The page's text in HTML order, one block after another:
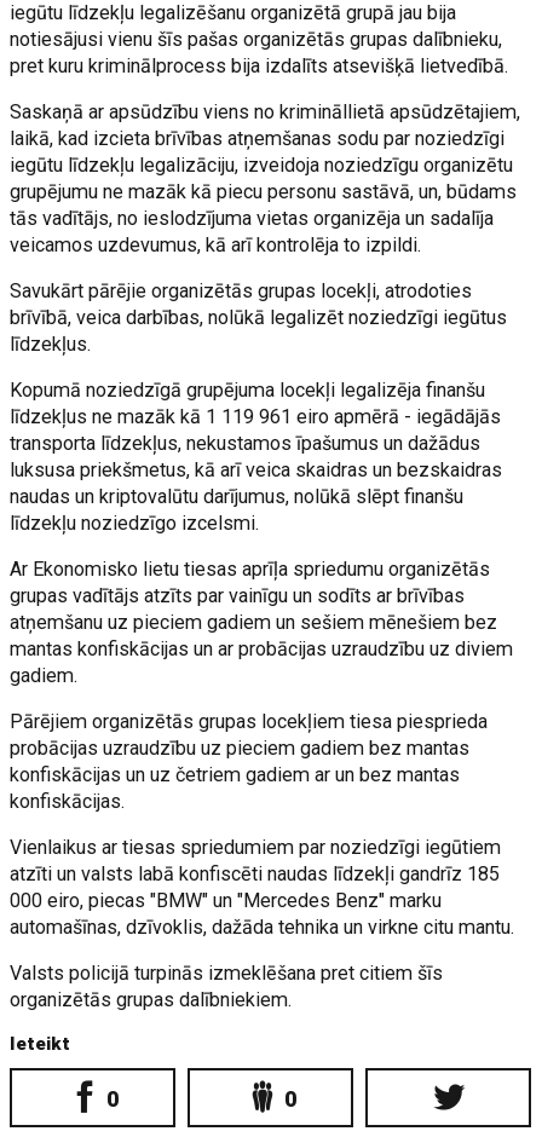
iegūtu līdzekļu legalizēšanu organizētā grupā jau bija
notiesājusi vienu šīs pašas organizētās grupas dalībnieku,
pret kuru kriminālprocess bija izdalīts atsevišķā lietvedībā.
Saskaņā ar apsūdzību viens no krimināllietā apsūdzētajiem,
laikā, kad izcieta brīvības atņemšanas sodu par noziedzīgi
iegūtu līdzekļu legalizāciju, izveidoja noziedzīgu organizētu
grupējumu ne mazāk kā piecu personu sastāvā, un, būdams
tās vadītājs, no ieslodzījuma vietas organizēja un sadalīja
veicamos uzdevumus, kā arī kontrolēja to izpildi.
Savukārt pārējie organizētās grupas locekļi, atrodoties
brīvībā, veica darbības, nolūkā legalizēt noziedzīgi iegūtus
līdzekļus.
Kopumā noziedzīgā grupējuma locekļi legalizēja finanšu
līdzekļus ne mazāk kā 1 119 961 eiro apmērā - iegādājās
transporta līdzekļus, nekustamos īpašumus un dažādus
luksusa priekšmetus, kā arī veica skaidras un bezskaidras
naudas un kriptovalūtu darījumus, nolūkā slēpt finanšu
līdzekļu noziedzīgo izcelsmi.
Ar Ekonomisko lietu tiesas aprīļa spriedumu organizētās
grupas vadītājs atzīts par vainīgu un sodīts ar brīvības
atņemšanu uz pieciem gadiem un sešiem mēnešiem bez
mantas konfiskācijas un ar probācijas uzraudzību uz diviem
gadiem.
Pārējiem organizētās grupas locekļiem tiesa piesprieda
probācijas uzraudzību uz pieciem gadiem bez mantas
konfiskācijas un uz četriem gadiem ar un bez mantas
konfiskācijas.
Vienlaikus ar tiesas spriedumiem par noziedzīgi iegūtiem
atzīti un valsts labā konfiscēti naudas līdzekļi gandrīz 185
000 eiro, piecas "BMW" un "Mercedes Benz" marku
automašīnas, dzīvoklis, dažāda tehnika un virkne citu mantu.
Valsts policijā turpinās izmeklēšana pret citiem šīs
organizētās grupas dalībniekiem.
Ieteikt
0 0